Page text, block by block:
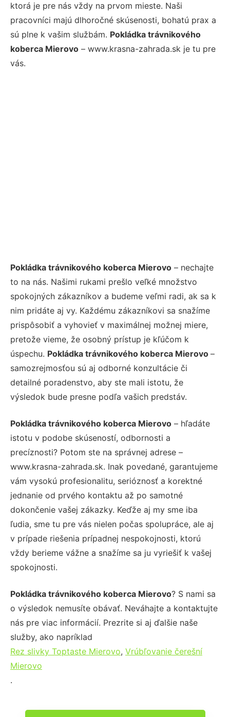
ktorá je pre nás vždy na prvom mieste. Naši
pracovníci majú dlhoročné skúsenosti, bohatú prax a
sú plne k vašim službám. Pokládka trávnikového
koberca Mierovo – www.krasna-zahrada.sk je tu pre
vás.
Pokládka trávnikového koberca Mierovo – nechajte
to na nás. Našimi rukami prešlo veľké množstvo
spokojných zákazníkov a budeme veľmi radi, ak sa k
nim pridáte aj vy. Každému zákazníkovi sa snažíme
prispôsobiť a vyhovieť v maximálnej možnej miere,
pretože vieme, že osobný prístup je kľúčom k
úspechu. Pokládka trávnikového koberca Mierovo –
samozrejmosťou sú aj odborné konzultácie či
detailné poradenstvo, aby ste mali istotu, že
výsledok bude presne podľa vašich predstáv.
Pokládka trávnikového koberca Mierovo – hľadáte
istotu v podobe skúseností, odbornosti a
precíznosti? Potom ste na správnej adrese –
www.krasna-zahrada.sk. Inak povedané, garantujeme
vám vysokú profesionalitu, serióznosť a korektné
jednanie od prvého kontaktu až po samotné
dokončenie vašej zákazky. Keďže aj my sme iba
ľudia, sme tu pre vás nielen počas spolupráce, ale aj
v prípade riešenia prípadnej nespokojnosti, ktorú
vždy berieme vážne a snažíme sa ju vyriešiť k vašej
spokojnosti.
Pokládka trávnikového koberca Mierovo? S nami sa
o výsledok nemusíte obávať. Neváhajte a kontaktujte
nás pre viac informácií. Prezrite si aj ďalšie naše
služby, ako napríklad
Rez slivky Toptaste Mierovo, Vrúbľovanie čerešní
Mierovo
.